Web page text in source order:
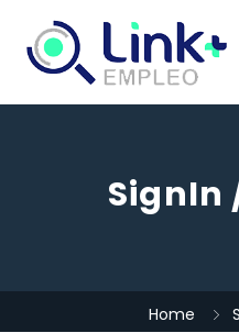
SignIn
Home